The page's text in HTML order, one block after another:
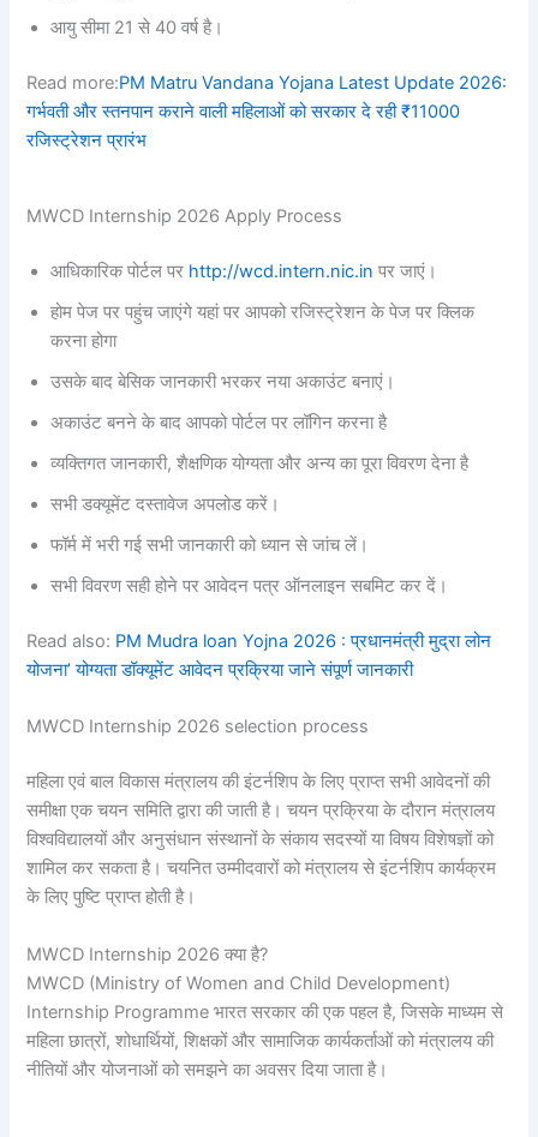
आयु सीमा 21 से 40 वर्ष है।
Read more:PM Matru Vandana Yojana Latest Update 2026:
गर्भवती और स्तनपान कराने वाली महिलाओं को सरकार दे रही ₹11000
रजिस्ट्रेशन प्रारंभ
MWCD Internship 2026 Apply Process
आधिकारिक पोर्टल पर http://wcd.intern.nic.in पर जाएं।
होम पेज पर पहुंच जाएंगे यहां पर आपको रजिस्ट्रेशन के पेज पर क्लिक
करना होगा
उसके बाद बेसिक जानकारी भरकर नया अकाउंट बनाएं।
अकाउंट बनने के बाद आपको पोर्टल पर लॉगिन करना है
व्यक्तिगत जानकारी, शैक्षणिक योग्यता और अन्य का पूरा विवरण देना है
सभी डक्यूमेंट दस्तावेज अपलोड करें।
फॉर्म में भरी गई सभी जानकारी को ध्यान से जांच लें।
सभी विवरण सही होने पर आवेदन पत्र ऑनलाइन सबमिट कर दें।
Read also: PM Mudra loan Yojna 2026 : प्रधानमंत्री मुद्रा लोन
योजना’ योग्यता डॉक्यूमेंट आवेदन प्रक्रिया जाने संपूर्ण जानकारी
MWCD Internship 2026 selection process
महिला एवं बाल विकास मंत्रालय की इंटर्नशिप के लिए प्राप्त सभी आवेदनों की
समीक्षा एक चयन समिति द्वारा की जाती है। चयन प्रक्रिया के दौरान मंत्रालय
विश्वविद्यालयों और अनुसंधान संस्थानों के संकाय सदस्यों या विषय विशेषज्ञों को
शामिल कर सकता है। चयनित उम्मीदवारों को मंत्रालय से इंटर्नशिप कार्यक्रम
के लिए पुष्टि प्राप्त होती है।
MWCD Internship 2026 क्या है?
MWCD (Ministry of Women and Child Development)
Internship Programme भारत सरकार की एक पहल है, जिसके माध्यम से
महिला छात्रों, शोधार्थियों, शिक्षकों और सामाजिक कार्यकर्ताओं को मंत्रालय की
नीतियों और योजनाओं को समझने का अवसर दिया जाता है।